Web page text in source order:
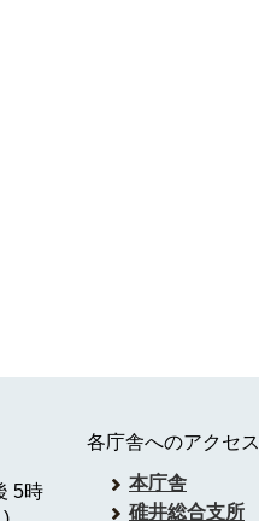
5時
各庁舎へのアクセス
本庁舎
碓井総合支所